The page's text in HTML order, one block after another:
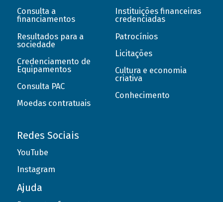
Consulta a
financiamentos
Resultados para a
sociedade
Credenciamento de
Equipamentos
Consulta PAC
Moedas contratuais
Instituições financeiras
credenciadas
Patrocínios
Licitações
Cultura e economia
criativa
Conhecimento
Redes Sociais
YouTube
Instagram
Ajuda